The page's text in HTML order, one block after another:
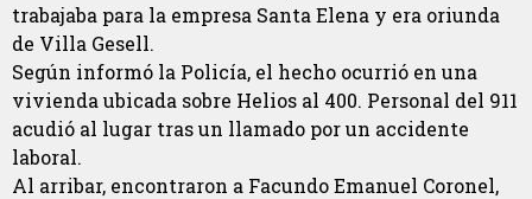
trabajaba para la empresa Santa Elena y era oriunda
de Villa Gesell.
Según informó la Policía, el hecho ocurrió en una
vivienda ubicada sobre Helios al 400. Personal del 911
acudió al lugar tras un llamado por un accidente
laboral.
Al arribar, encontraron a Facundo Emanuel Coronel,